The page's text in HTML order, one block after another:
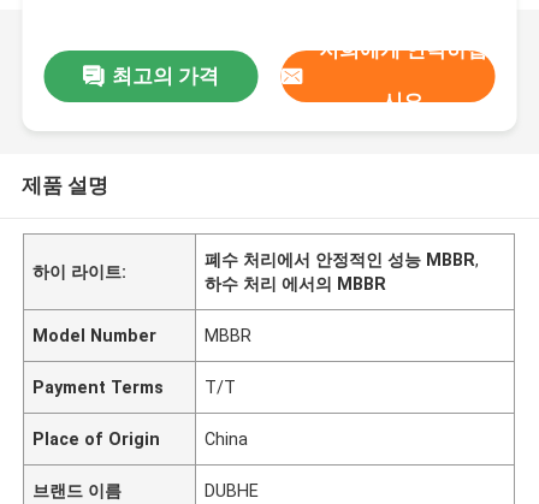
최고의 가격
저희에게 연락하십
시오
제품 설명
하이 라이트:
폐수 처리에서 안정적인 성능 MBBR,
하수 처리 에서의 MBBR
Model Number MBBR
Payment Terms T/T
Place of Origin China
브랜드 이름 DUBHE